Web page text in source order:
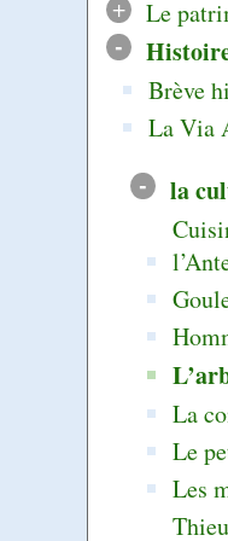
+
Le
-
Brève
La Via
- la
La
Le
Les